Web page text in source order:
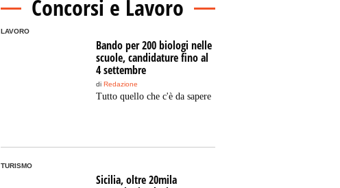
Concorsi e Lavoro
LAVORO
Bando per 200 biologi nelle
scuole, candidature fino al
4 settembre
di Redazione
Tutto quello che c'è da sapere
TURISMO
Sicilia, oltre 20mila